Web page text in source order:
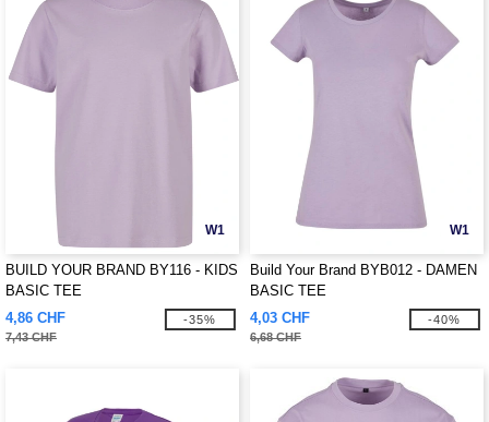
W1
BUILD YOUR BRAND BY116 - KIDS
BASIC TEE
4,86 CHF
7,43 CHF
-35%
W1
Build Your Brand BYB012 - DAMEN
BASIC TEE
4,03 CHF
6,68 CHF
-40%